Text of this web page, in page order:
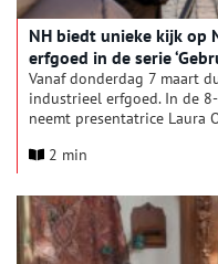
NH biedt unieke kijk op
erfgoed in de serie
Vanaf donderdag 7 maart
industrieel erfgoed. In de 8-
neemt presentatrice Laura
stoom, stroom en
gebouwen in het verleden
onze industriële culturele
2 min